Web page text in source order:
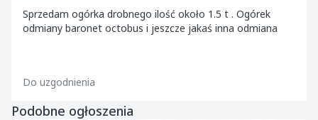
Sprzedam ogórka drobnego ilość około 1.5 t . Ogórek
odmiany baronet octobus i jeszcze jakaś inna odmiana
Do uzgodnienia
Podobne ogłoszenia